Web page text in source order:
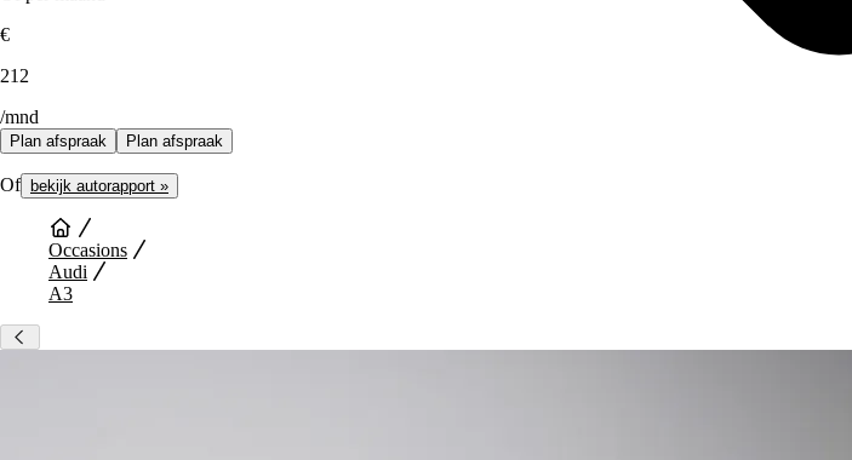
€
212
/mnd
Plan afspraak Plan afspraak
Of bekijk autorapport »
Occasions
Audi
A3